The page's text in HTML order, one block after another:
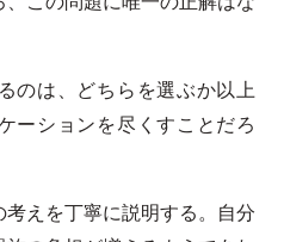
のは、どちらを選ぶか以上
ーションを尽くすことだろ
えを丁寧に説明する。自分